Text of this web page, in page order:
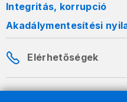
Integritás, korrupció
Akadálymentesítési
Elérhetőségek
A honlapon szereplő